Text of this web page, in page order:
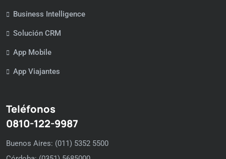
Business Intelligence
Solución CRM
App Mobile
App Viajantes
Teléfonos
0810-122-9987
Buenos Aires: (011) 5352 5500